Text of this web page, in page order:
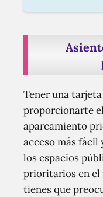
Tener una
proporcionarte
aparcamiento
acceso más fácil
los espacios
prioritarios en el
tienes que